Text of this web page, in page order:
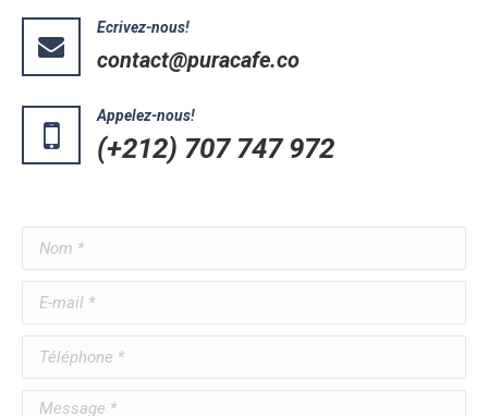
Ecrivez-nous!
contact@puracafe.co
Appelez-nous!
(+212) 707 747 972
Nom *
E-mail *
Téléphone *
Message *